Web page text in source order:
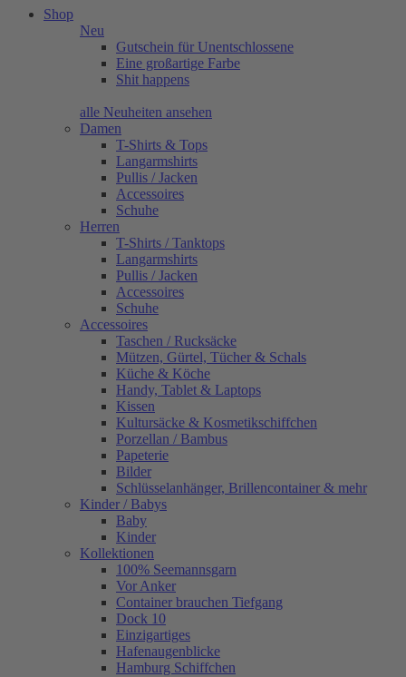
Shop
Neu
Gutschein für Unentschlossene
Eine großartige Farbe
Shit happens
alle Neuheiten ansehen
Damen
T-Shirts & Tops
Langarmshirts
Pullis / Jacken
Accessoires
Schuhe
Herren
T-Shirts / Tanktops
Langarmshirts
Pullis / Jacken
Accessoires
Schuhe
Accessoires
Taschen / Rucksäcke
Mützen, Gürtel, Tücher & Schals
Küche & Köche
Handy, Tablet & Laptops
Kissen
Kultursäcke & Kosmetikschiffchen
Porzellan / Bambus
Papeterie
Bilder
Schlüsselanhänger, Brillencontainer & mehr
Kinder / Babys
Baby
Kinder
Kollektionen
100% Seemannsgarn
Vor Anker
Container brauchen Tiefgang
Dock 10
Einzigartiges
Hafenaugen­blicke
Hamburg Schiffchen